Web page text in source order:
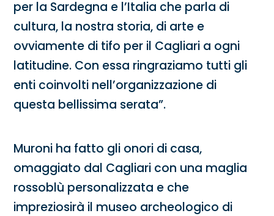
per la Sardegna e l’Italia che parla di
cultura, la nostra storia, di arte e
ovviamente di tifo per il Cagliari a ogni
latitudine. Con essa ringraziamo tutti gli
enti coinvolti nell’organizzazione di
questa bellissima serata”.
Muroni ha fatto gli onori di casa,
omaggiato dal Cagliari con una maglia
rossoblù personalizzata e che
impreziosirà il museo archeologico di